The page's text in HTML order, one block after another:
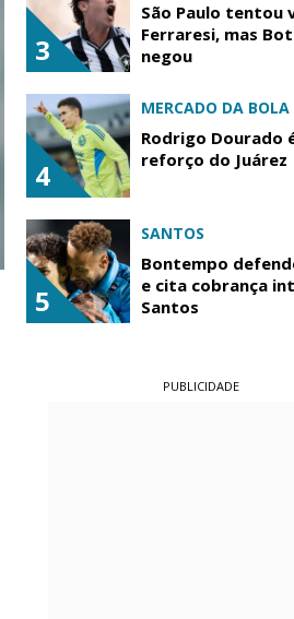
3
São Paulo tentou
Ferraresi, mas
negou
4
MERCADO DA BOLA
Rodrigo Dourado
reforço do Juárez
5
SANTOS
Bontempo
e cita cobrança
Santos
PUBLICIDADE